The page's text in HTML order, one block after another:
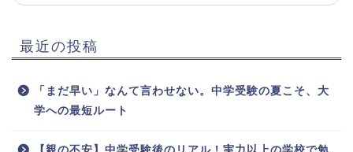
最近の投稿
「まだ早い」なんて言わせない。中学受験の夏こそ、大
学への最短ルート